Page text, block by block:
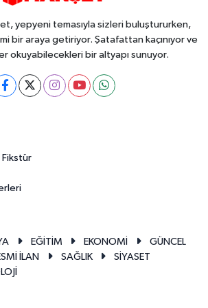
yepyeni temasıyla sizleri buluştururken,
bir araya getiriyor. Şatafattan kaçınıyor ve
okuyabilecekleri bir altyapı sunuyor.
Fikstür
EĞİTİM EKONOMİ
GÜNCEL
İLAN SAĞLIK
SİYASET